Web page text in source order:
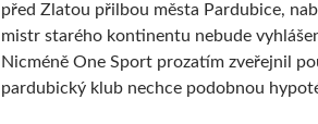
před Zlatou přilbou města Pardubice,
mistr starého kontinentu nebude
Nicméně One Sport prozatím zveřejnil
pardubický klub nechce podobnou